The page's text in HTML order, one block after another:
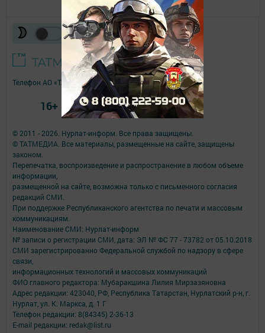
© 2011 - 2026. Нурлат-⁠информ. Все права защищены.
© ТАТМЕДИА. Все материалы, размещенные на сайте, защищены
законом.
Перепечатка, воспроизведение и распространение в любом объеме
информации,
размещенной на сайте, возможна только с письменного согласия
редакций СМИ.
При поддержке Республиканского агентства по печати и массовым
коммуникациям.
Наименование СМИ: Нурлат-⁠информ
№ записи о регистрации СМИ, дата: ЭЛ № ФС 77 -⁠ 73782 от 05.10.2018
СМИ зарегистрированно Федеральной службой по надзору в сфере
связи,
информационных технологий и массовых коммуникаций
ФИО главного редактора: Мубаракшина Лилия Мирзазяновна
Адрес редакции: 423040, РФ, Республика Татарстан, Нурлатский р-н, г.
Нурлат, ул. К. Маркса, д. 1 Г
Телефон редакции: 8(84345) 2-36-13
E-mail редакции: redak@list.ru
Телефон АО «ТАТМЕДИА»:(843) 222 09 84
16+